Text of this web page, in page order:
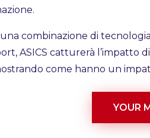
combinazione di tecnologia
ASICS catturerà l’impatto
come hanno un
YOUR